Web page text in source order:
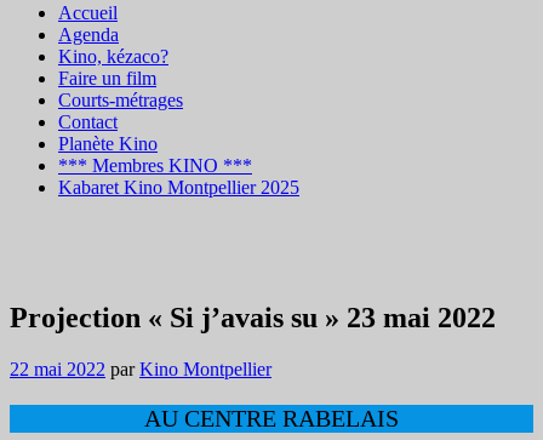
Accueil
Agenda
Kino, kézaco?
Faire un film
Courts-métrages
Contact
Planète Kino
*** Membres KINO ***
Kabaret Kino Montpellier 2025
Projection « Si j’avais su » 23 mai 2022
22 mai 2022 parKino Montpellier
AU CENTRE RABELAIS